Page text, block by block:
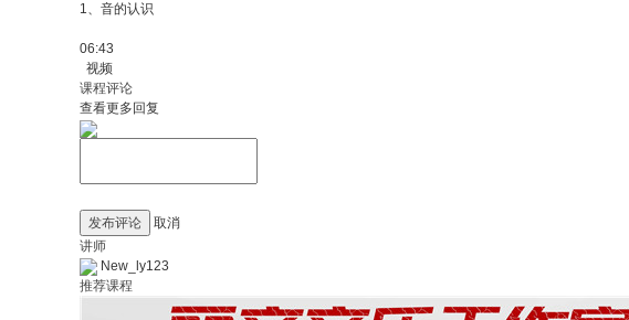
1、音的认识
06:43
视频
课程评论
查看更多回复
发布评论
取消
讲师
New_ly123
推荐课程